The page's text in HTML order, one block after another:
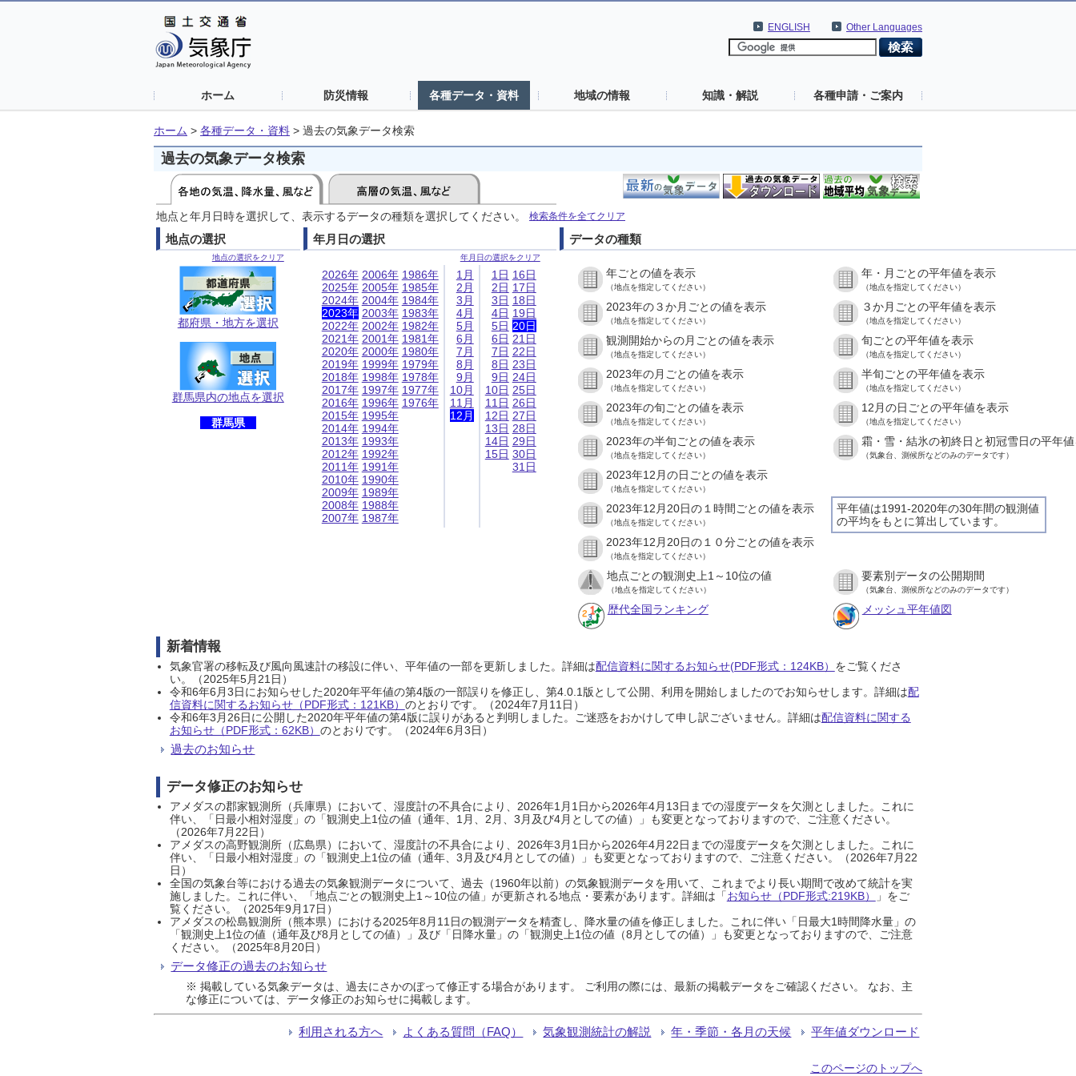
Other Languages
ENGLISH
ホーム 防災情報 各種データ・資料 地域の情報 知識・解説 各種申請・ご案内
ホーム > 各種データ・資料 > 過去の気象データ検索
過去の気象データ検索
地点と年月日時を選択して、表示するデータの種類を選択してください。 検索条件を全てクリア
地点の選択
地点の選択をクリア
都府県・地方を選択
群馬県内の地点を選択
群馬県
年月日の選択
年月日の選択をクリア
2026年
2025年
2024年
2023年
2022年
2021年
2020年
2019年
2018年
2017年
2016年
2015年
2014年
2013年
2012年
2011年
2010年
2009年
2008年
2007年
2006年
2005年
2004年
2003年
2002年
2001年
2000年
1999年
1998年
1997年
1996年
1995年
1994年
1993年
1992年
1991年
1990年
1989年
1988年
1987年
1986年
1985年
1984年
1983年
1982年
1981年
1980年
1979年
1978年
1977年
1976年
1月
2月
3月
4月
5月
6月
7月
8月
9月
10月
11月
12月
1日
2日
3日
4日
5日
6日
7日
8日
9日
10日
11日
12日
13日
14日
15日
16日
17日
18日
19日
20日
21日
22日
23日
24日
25日
26日
27日
28日
29日
30日
31日
データの種類
年ごとの値を表示
（地点を指定してください）
年・月ごとの平年値を表示
（地点を指定してください）
2023年の３か月ごとの値を表示
（地点を指定してください）
３か月ごとの平年値を表示
（地点を指定してください）
観測開始からの月ごとの値を表示
（地点を指定してください）
旬ごとの平年値を表示
（地点を指定してください）
2023年の月ごとの値を表示
（地点を指定してください）
半旬ごとの平年値を表示
（地点を指定してください）
2023年の旬ごとの値を表示
（地点を指定してください）
12月の日ごとの平年値を表示
（地点を指定してください）
2023年の半旬ごとの値を表示
（地点を指定してください）
霜・雪・結氷の初終日と初冠雪日の平年
（気象台、測候所などのみのデータです）
2023年12月の日ごとの値を表示
（地点を指定してください）
平年値は1991-2020年の30年間の観測値
の平均をもとに算出しています。
2023年12月20日の１時間ごとの値を表示
（地点を指定してください）
2023年12月20日の１０分ごとの値を表示
（地点を指定してください）
地点ごとの観測史上1～10位の値
（地点を指定してください）
要素別データの公開期間
（気象台、測候所などのみのデータです）
歴代全国ランキング メッシュ平年値図
新着情報
気象官署の移転及び風向風速計の移設に伴い、平年値の一部を更新しました。詳細は配信資料に関するお知らせ(PDF形式：124KB） をご覧くださ
い。（2025年5月21日）
令和6年6月3日にお知らせした2020年平年値の第4版の一部誤りを修正し、第4.0.1版として公開、利用を開始しましたのでお知らせします。詳細は配
信資料に関するお知らせ（PDF形式：121KB） のとおりです。（2024年7月11日）
令和6年3月26日に公開した2020年平年値の第4版に誤りがあると判明しました。ご迷惑をおかけして申し訳ございません。詳細は配信資料に関する
お知らせ（PDF形式：62KB） のとおりです。（2024年6月3日）
過去のお知らせ
データ修正のお知らせ
アメダスの郡家観測所（兵庫県）において、湿度計の不具合により、2026年1月1日から2026年4月13日までの湿度データを欠測としました。これに
伴い、「日最小相対湿度」の「観測史上1位の値（通年、1月、2月、3月及び4月としての値）」も変更となっておりますので、ご注意ください。
（2026年7月22日）
アメダスの高野観測所（広島県）において、湿度計の不具合により、2026年3月1日から2026年4月22日までの湿度データを欠測としました。これに
伴い、「日最小相対湿度」の「観測史上1位の値（通年、3月及び4月としての値）」も変更となっておりますので、ご注意ください。（2026年7月22
日）
全国の気象台等における過去の気象観測データについて、過去（1960年以前）の気象観測データを用いて、これまでより長い期間で改めて統計を実
施しました。これに伴い、「地点ごとの観測史上1～10位の値」が更新される地点・要素があります。詳細は「お知らせ（PDF形式:219KB）
」をご
覧ください。（2025年9月17日）
アメダスの松島観測所（熊本県）における2025年8月11日の観測データを精査し、降水量の値を修正しました。これに伴い「日最大1時間降水量」の
「観測史上1位の値（通年及び8月としての値）」及び「日降水量」の「観測史上1位の値（8月としての値）」も変更となっておりますので、ご注意
ください。（2025年8月20日）
データ修正の過去のお知らせ
※ 掲載している気象データは、過去にさかのぼって修正する場合があります。 ご利用の際には、最新の掲載データをご確認ください。 なお、主
な修正については、データ修正のお知らせに掲載します。
利用される方へ よくある質問（FAQ） 気象観測統計の解説 年・季節・各月の天候 平年値ダウンロード
このページのトップへ